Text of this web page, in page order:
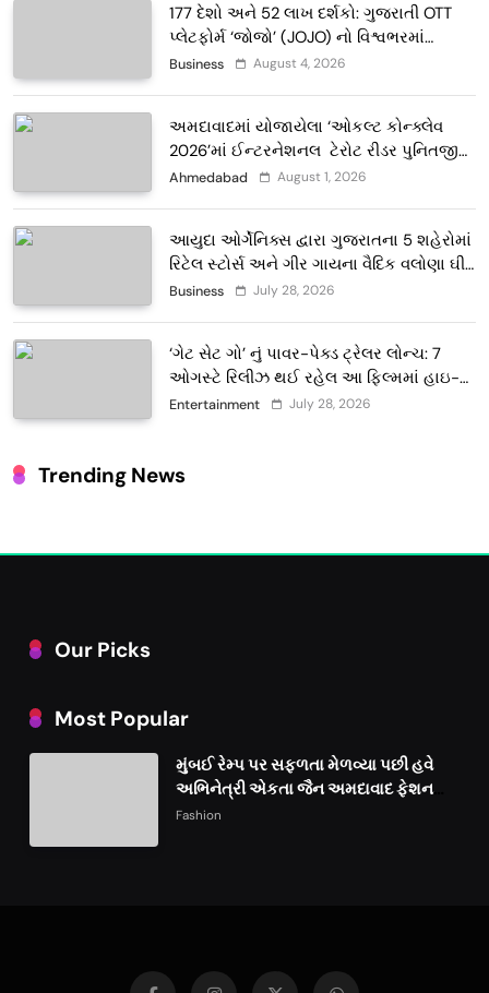
177 દેશો અને 52 લાખ દર્શકો: ગુજરાતી OTT
પ્લેટફોર્મ ‘જોજો’ (JOJO) નો વિશ્વભરમાં
દબદબો
Business August 4, 2026
અમદાવાદમાં યોજાયેલા ‘ઓકલ્ટ કોન્ક્લેવ
2026’માં ઈન્ટરનેશનલ ટેરોટ રીડર પુનિતજી
લુલ્લા એ ટેરોટ કાર્ડ રીડિંગ અંગે માહિતી આપી
Ahmedabad August 1, 2026
આયુદા ઓર્ગેનિક્સ દ્વારા ગુજરાતના 5 શહેરોમાં
રિટેલ સ્ટોર્સ અને ગીર ગાયના વૈદિક વલોણા ઘી-
દૂધની શુદ્ધ સેવાઓ સાથે વ્યાપક વિસ્તરણ
Business July 28, 2026
‘ગેટ સેટ ગો’ નું પાવર-પેક્ડ ટ્રેલર લોન્ચ: 7
ઓગસ્ટે રિલીઝ થઈ રહેલ આ ફિલ્મમાં હાઇ-
ટેક VFX જોવા મળશે
Entertainment July 28, 2026
Trending News
Our Picks
Most Popular
મુંબઈ રેમ્પ પર સફળતા મેળવ્યા પછી હવે
અભિનેત્રી એકતા જૈન અમદાવાદ ફેશન
વીકમાં પોતાની પ્રતિભા પ્રદર્શિત કરશે
Fashion